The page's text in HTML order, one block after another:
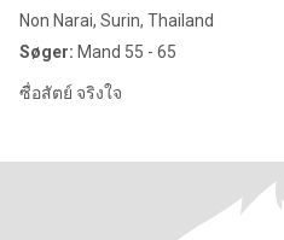
Non Narai, Surin, Thailand
Søger: Mand 55 - 65
ซื่อสัตย์ จริงใจ